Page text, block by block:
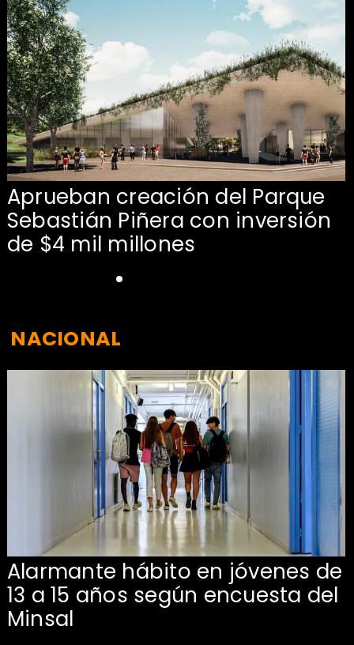
Aprueban creación del Parque
Sebastián Piñera con inversión
de $4 mil millones
Alarmante hábito en jóvenes de
13 a 15 años según encuesta del
Minsal
NACIONAL